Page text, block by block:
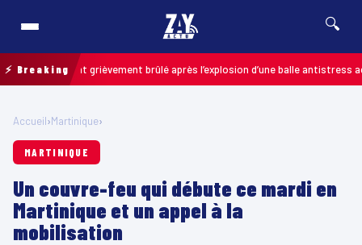
🔍
⚡ Breaking
un enfant grièvement brûlé après l’explosion d’une balle antistress achetée
Accueil›Martinique›
MARTINIQUE
Un couvre-feu qui débute ce mardi en
Martinique et un appel à la
mobilisation